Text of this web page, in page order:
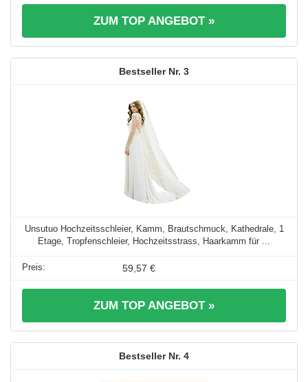
ZUM TOP ANGEBOT »
3
Unsutuo Hochzeitsschleier, Kamm, Brautschmuck, Kathedrale, 1
Etage, Tropfenschleier, Hochzeitsstrass, Haarkamm für ...
59,57 €
ZUM TOP ANGEBOT »
4